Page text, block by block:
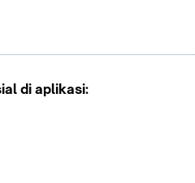
di aplikasi: